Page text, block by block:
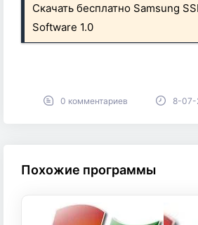
Скачать бесплатно Samsung
Software 1.0
0 комментариев 8-07-
Похожие программы